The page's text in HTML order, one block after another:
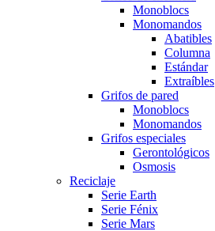
Monoblocs
Monomandos
Abatibles
Columna
Estándar
Extraíbles
Grifos de pared
Monoblocs
Monomandos
Grifos especiales
Gerontológicos
Osmosis
Reciclaje
Serie Earth
Serie Fénix
Serie Mars